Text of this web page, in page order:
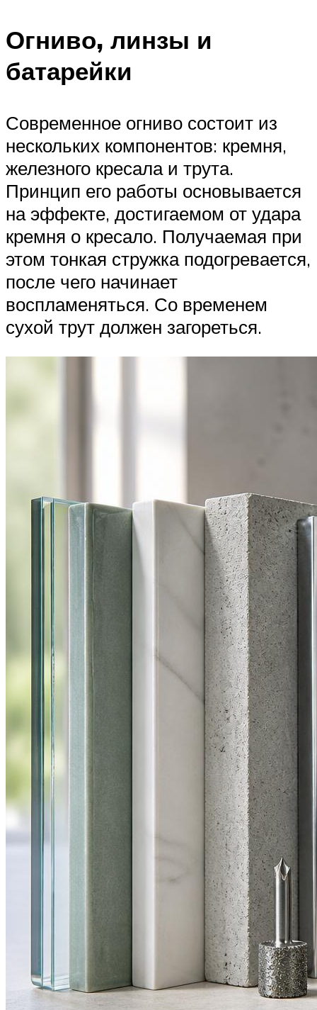
Огниво, линзы и
батарейки
Современное огниво состоит из
нескольких компонентов: кремня,
железного кресала и трута.
Принцип его работы основывается
на эффекте, достигаемом от удара
кремня о кресало. Получаемая при
этом тонкая стружка подогревается,
после чего начинает
воспламеняться. Со временем
сухой трут должен загореться.